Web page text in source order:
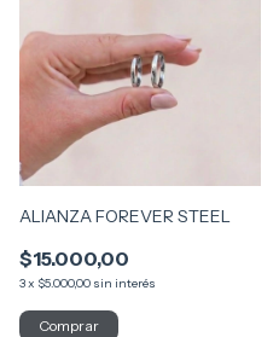
ALIANZA FOREVER STEEL
$15.000,00
3x $5.000,00 sin interés
Comprar